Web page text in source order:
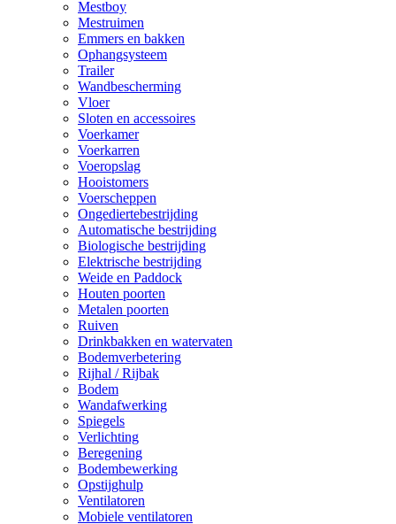
Mestboy
Mestruimen
Emmers en bakken
Ophangsysteem
Trailer
Wandbescherming
Vloer
Sloten en accessoires
Voerkamer
Voerkarren
Voeropslag
Hooistomers
Voerscheppen
Ongediertebestrijding
Automatische bestrijding
Biologische bestrijding
Elektrische bestrijding
Weide en Paddock
Houten poorten
Metalen poorten
Ruiven
Drinkbakken en watervaten
Bodemverbetering
Rijhal / Rijbak
Bodem
Wandafwerking
Spiegels
Verlichting
Beregening
Bodembewerking
Opstijghulp
Ventilatoren
Mobiele ventilatoren